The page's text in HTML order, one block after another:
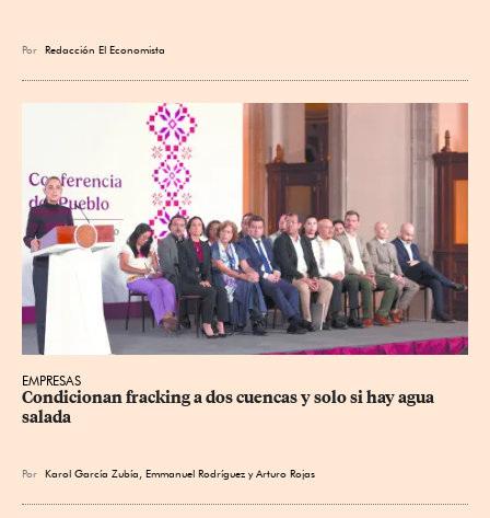
Por Redacción El Economista
EMPRESAS
Condicionan fracking a dos cuencas y solo si hay agua
salada
Por Karol García Zubía Emmanuel Rodríguez yArturo Rojas